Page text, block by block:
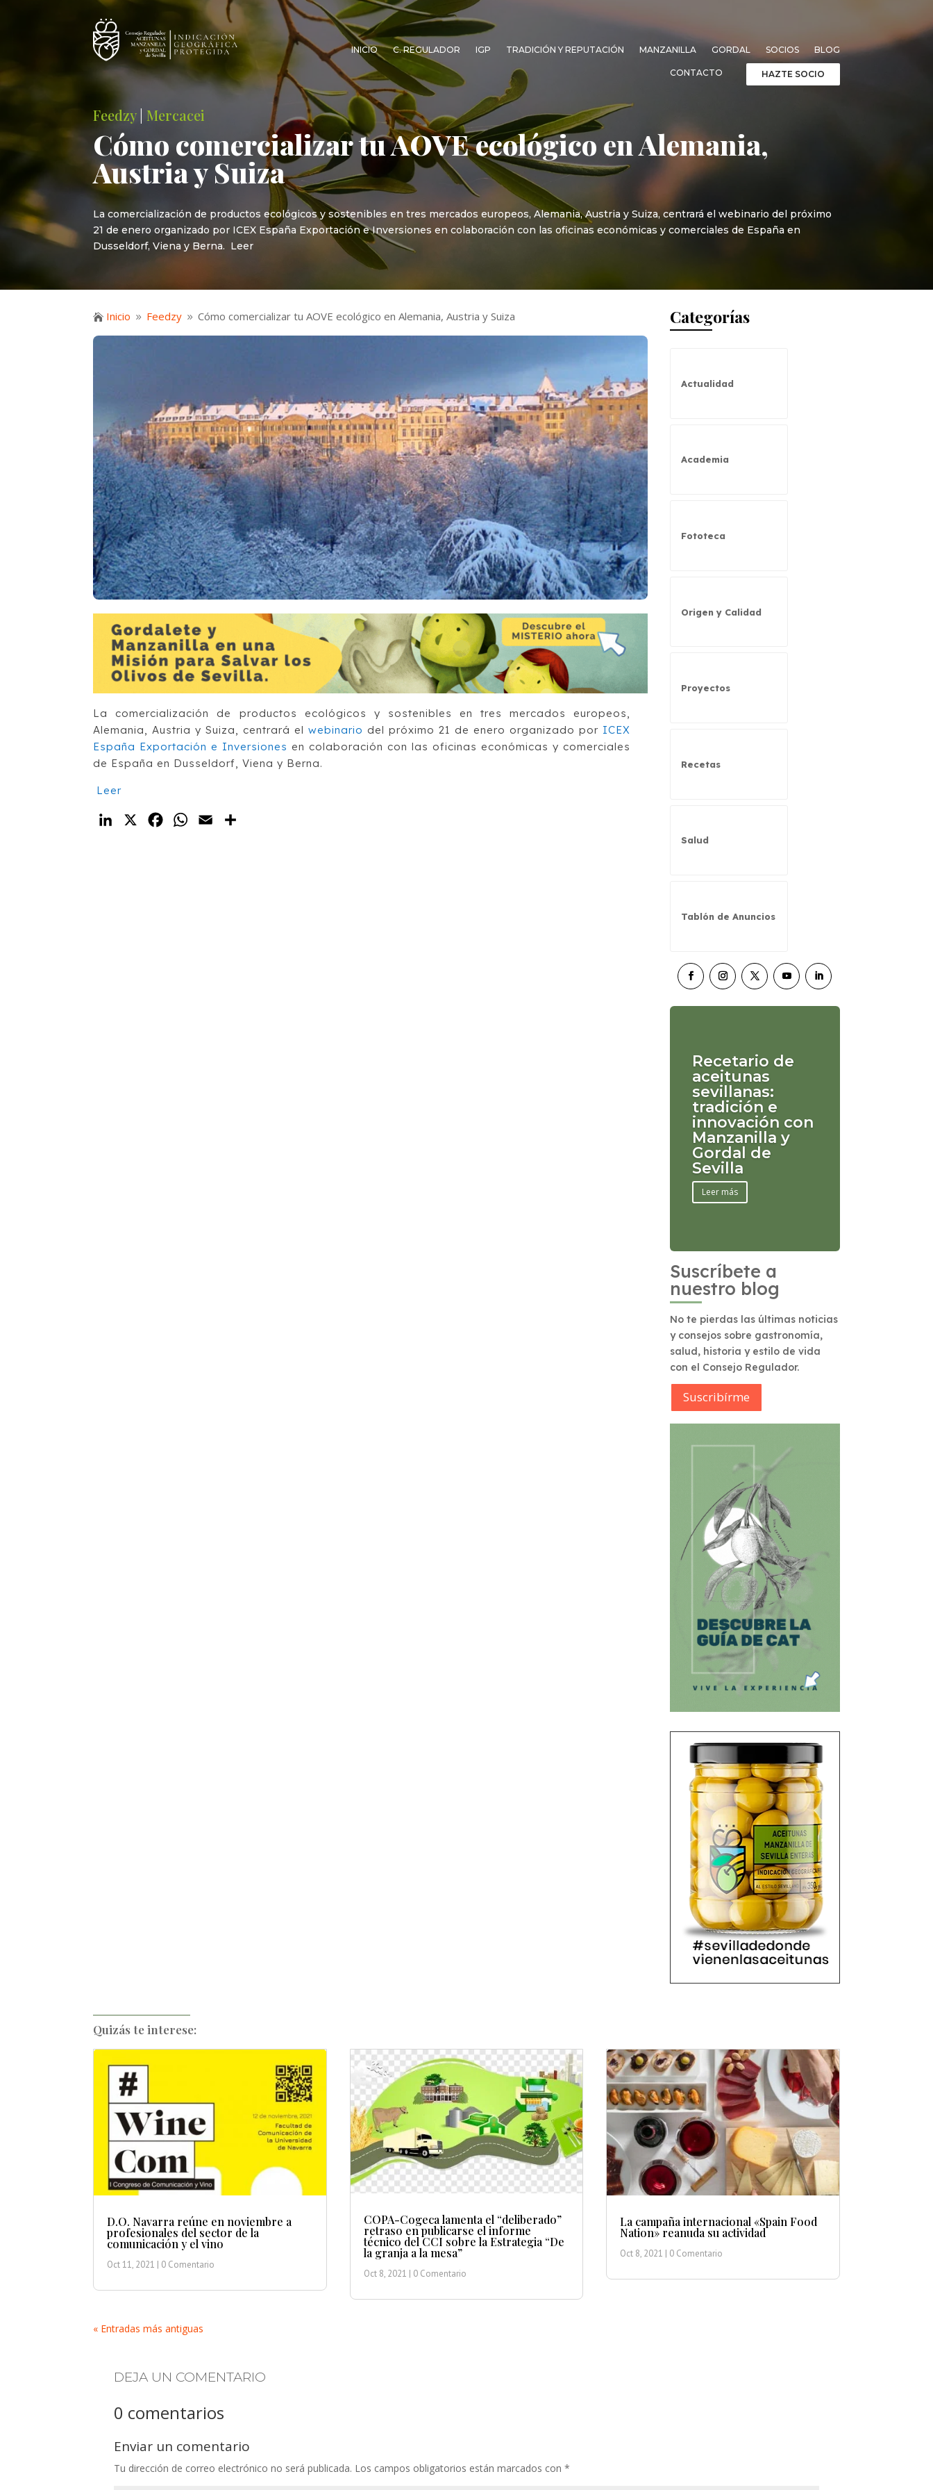
INICIO C. REGULADOR IGP TRADICIÓN Y REPUTACIÓN MANZANILLA GORDAL SOCIOS BLOG
CONTACTO HAZTE SOCIO
Feedzy|Mercacei
Cómo comercializar tu AOVE ecológico en Alemania,
Austria y Suiza
La comercialización de productos ecológicos y sostenibles en tres mercados europeos, Alemania, Austria y Suiza, centrará el webinario del próximo
21 de enero organizado por ICEX España Exportación e Inversiones en colaboración con las oficinas económicas y comerciales de España en
Dusseldorf, Viena y Berna. Leer
 Inicio 9 Feedzy 9 Cómo comercializar tu AOVE ecológico en Alemania, Austria y Suiza
La comercialización de productos ecológicos y sostenibles en tres mercados europeos,
Alemania, Austria y Suiza, centrará elwebinario del próximo 21 de enero organizado por ICEX
España Exportación e Inversiones en colaboración con las oficinas económicas y comerciales
de España en Dusseldorf, Viena y Berna.
Leer
LinkedIn
X FacebookWhatsApp
Email
Categorías
Actualidad
Academia
Fototeca
Origen y Calidad
Proyectos
Recetas
Salud
Tablón de Anuncios
Recetario de
aceitunas
sevillanas:
tradición e
innovación con
Manzanilla y
Gordal de
Sevilla
Leer más
Suscríbete a
nuestro blog
No te pierdas las últimas noticias
y consejos sobre gastronomía,
salud, historia y estilo de vida
con el Consejo Regulador.
Suscribírme
Quizás te interese:
D.O. Navarra reúne en noviembre a
profesionales del sector de la
comunicación y el vino
Oct 11, 2021 | 0 Comentario
COPA-Cogeca lamenta el “deliberado”
retraso en publicarse el informe
técnico del CCI sobre la Estrategia “De
la granja a la mesa”
Oct 8, 2021 | 0 Comentario
La campaña internacional «Spain Food
Nation» reanuda su actividad
Oct 8, 2021 | 0 Comentario
« Entradas más antiguas
DEJA UN COMENTARIO
0 comentarios
Enviar un comentario
Tu dirección de correo electrónico no será publicada. Los campos obligatorios están marcados con*